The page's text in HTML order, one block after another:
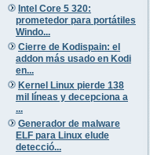
Intel Core 5 320:
prometedor para portátiles
Windo...
Cierre de Kodispain: el
addon más usado en Kodi
en...
Kernel Linux pierde 138
mil líneas y decepciona a
...
Generador de malware
ELF para Linux elude
detecció...